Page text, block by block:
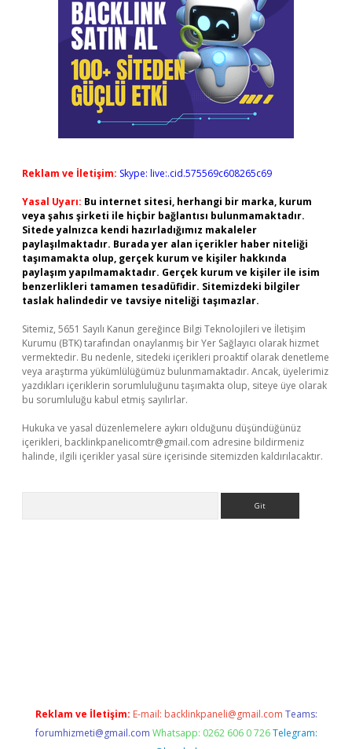
Reklam ve İletişim: Skype: live:.cid.575569c608265c69
Yasal Uyarı: Bu internet sitesi, herhangi bir marka, kurum
veya şahıs şirketi ile hiçbir bağlantısı bulunmamaktadır.
Sitede yalnızca kendi hazırladığımız makaleler
paylaşılmaktadır. Burada yer alan içerikler haber niteliği
taşımamakta olup, gerçek kurum ve kişiler hakkında
paylaşım yapılmamaktadır. Gerçek kurum ve kişiler ile isim
benzerlikleri tamamen tesadüfidir. Sitemizdeki bilgiler
taslak halindedir ve tavsiye niteliği taşımazlar.
Sitemiz, 5651 Sayılı Kanun gereğince Bilgi Teknolojileri ve İletişim
Kurumu (BTK) tarafından onaylanmış bir Yer Sağlayıcı olarak hizmet
vermektedir. Bu nedenle, sitedeki içerikleri proaktif olarak denetleme
veya araştırma yükümlülüğümüz bulunmamaktadır. Ancak, üyelerimiz
yazdıkları içeriklerin sorumluluğunu taşımakta olup, siteye üye olarak
bu sorumluluğu kabul etmiş sayılırlar.
Hukuka ve yasal düzenlemelere aykırı olduğunu düşündüğünüz
içerikleri, backlinkpanelicomtr@gmail.com adresine bildirmeniz
halinde, ilgili içerikler yasal süre içerisinde sitemizden kaldırılacaktır.
Reklam ve İletişim: E-mail: backlinkpaneli@gmail.com Teams:
forumhizmeti@gmail.com Whatsapp: 0262 606 0 726 Telegram: